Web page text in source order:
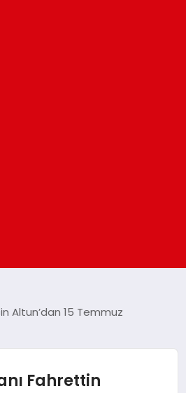
Altun’dan 15 Temmuz
Fahrettin